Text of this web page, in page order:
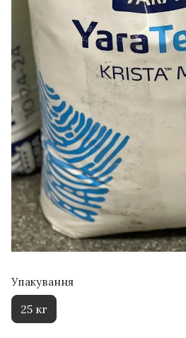
Упакування
25 кг